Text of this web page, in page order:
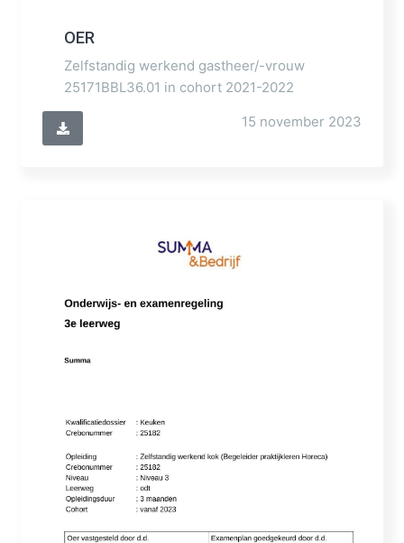
OER
Zelfstandig werkend gastheer/-vrouw
25171BBL36.01 in cohort 2021-2022
15 november 2023